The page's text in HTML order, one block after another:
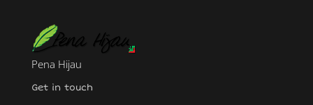
Pena Hijau
Get in touch